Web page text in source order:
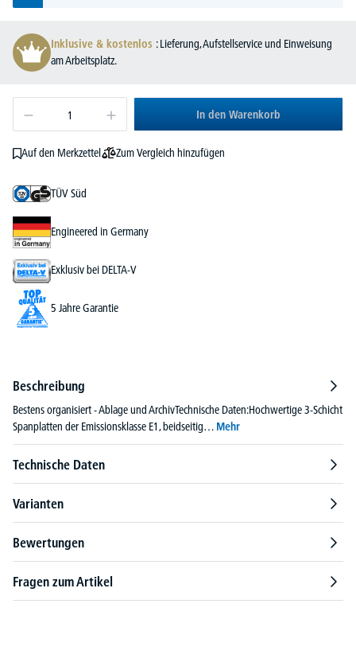
Inklusive & kostenlos : Lieferung, Aufstellservice und Einweisung
am Arbeitsplatz.
In den Warenkorb
Auf den Merkzettel Zum Vergleich hinzufügen
TÜV Süd
Engineered in Germany
Exklusiv bei DELTA-V
5 Jahre Garantie
Beschreibung
Bestens organisiert - Ablage und ArchivTechnische Daten:Hochwertige 3-Schicht
Spanplatten der Emissionsklasse E1, beidseitig… Mehr
Technische Daten
Varianten
Bewertungen
Fragen zum Artikel